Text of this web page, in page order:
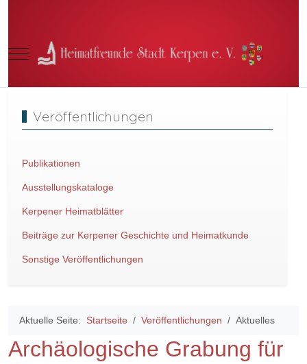
Mobile Menu Toggle
Veröffentlichungen
Publikationen
Ausstellungskataloge
Kerpener Heimatblätter
Beiträge zur Kerpener Geschichte und Heimatkunde
Sonstige Veröffentlichungen
Aktuelle Seite: Startseite Veröffentlichungen Aktuelles
Archäologische Grabung für